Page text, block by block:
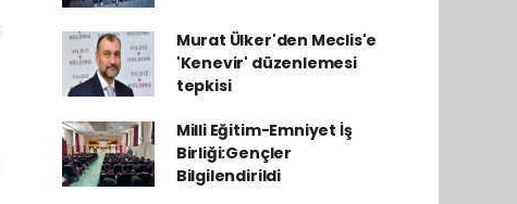
Murat Ülker'den Meclis'e
'Kenevir' düzenlemesi
tepkisi
Milli Eğitim-Emniyet İş
Birliği:Gençler
Bilgilendirildi